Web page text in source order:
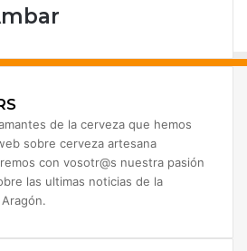
de la cerveza que hemos
sobre cerveza artesana
con vosotr@s nuestra pasión
las ultimas noticias de la